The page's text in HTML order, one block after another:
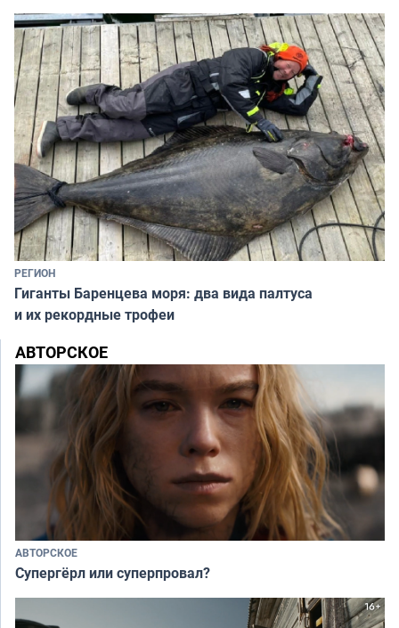
РЕГИОН
Гиганты Баренцева моря: два вида палтуса
и их рекордные трофеи
АВТОРСКОЕ
АВТОРСКОЕ
Супергёрл или суперпровал?